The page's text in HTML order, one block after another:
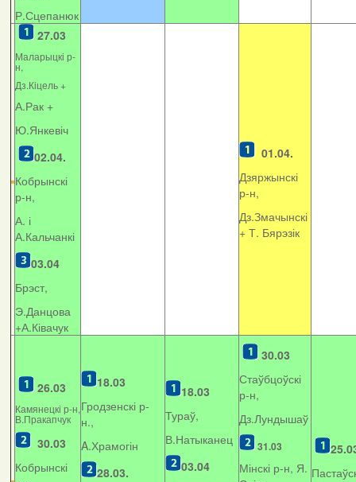
Р.Сцепанюк
27.03
Маларыцкі р-
н,
Дз.Кіцель +
А.Рак +
Ю.Янкевіч
02.04.
Кобрынскі
р-н,
А. і
А.Кальчанкі
03.04
Брэст,
Э.Данцова
+А.Ківачук
01.04.
Дзяржынскі
р-н,
Дз.Змачынскі
+ Т. Бярэзік
26.03
Камянецкі р-н,
В.Пракапчук
30.03
Кобрынскі
18.03
Гродзенскі р-
н.,
A.Храмогін
28.03.
18.03
Тураў,
В.Натыканец
03.04
30.03
Стаўбцоўскі
р-н,
Дз.Лундышаў
31.03
Мінскі р-н, Я.